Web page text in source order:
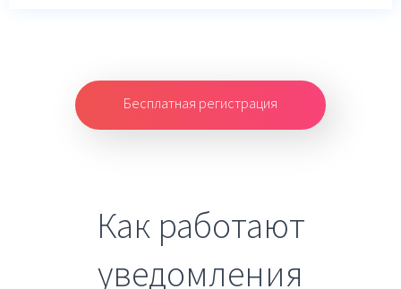
Бесплатная регистрация
Как работают
уведомления